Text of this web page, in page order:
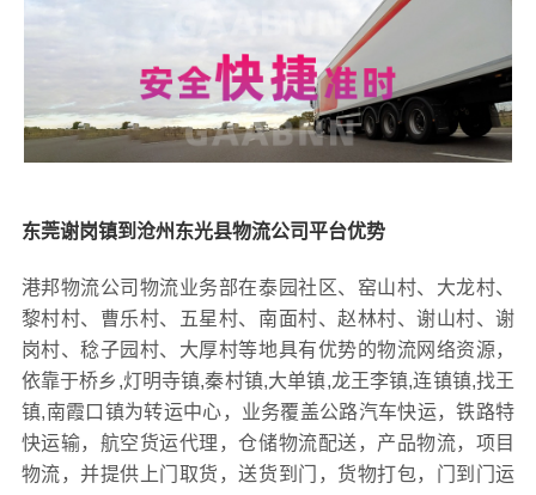
东莞谢岗镇到沧州东光县物流公司平台优势
港邦物流公司物流业务部在泰园社区、窑山村、大龙村、
黎村村、曹乐村、五星村、南面村、赵林村、谢山村、谢
岗村、稔子园村、大厚村等地具有优势的物流网络资源，
依靠于桥乡,灯明寺镇,秦村镇,大单镇,龙王李镇,连镇镇,找王
镇,南霞口镇为转运中心，业务覆盖公路汽车快运，铁路特
快运输，航空货运代理，仓储物流配送，产品物流，项目
物流，并提供上门取货，送货到门，货物打包，门到门运